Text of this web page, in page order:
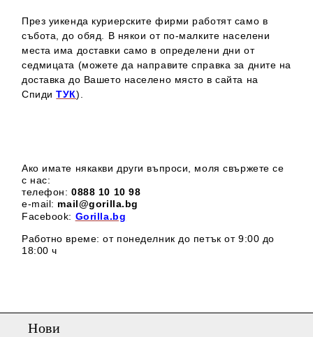
През уикенда куриерските фирми работят само в
събота, до обяд. В някои от по-малките населени
места има доставки само в определени дни от
седмицата (можете да направите справка за дните на
доставка до Вашето населено място в сайта на
СпидиТУК).
Ако имате някакви други въпроси, моля свържете се
с нас:
телефон:0888 10 10 98
e-mail: mail@gorilla.bg
Facebook: Gorilla.bg
Работно време: от понеделник до петък от 9:00 до
18:00 ч
Нови